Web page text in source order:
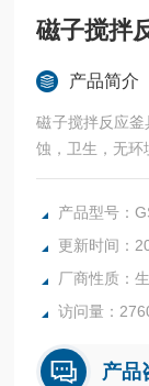
磁子搅拌
产品简介
磁子搅拌反应
蚀，卫生，无环
广泛应用于科
硅胶，油漆，
内表面采用镜面
所有反应釜均可
产品型号：
更新时间：
厂商性质：
访问量：
产品